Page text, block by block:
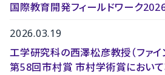
国際教育開発フィールドワーク
2026.03.19
工学研究科の西澤松彦教授（ファイ
第58回市村賞 市村学術賞におい